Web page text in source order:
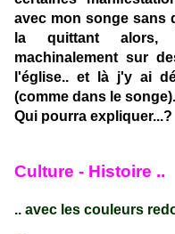
avec mon songe sans
la quittant alors,
machinalement sur
l'église.. et là j'y ai
(comme dans le songe).
Qui pourra expliquer...?
Culture - Histoire ..
.. avec les couleurs